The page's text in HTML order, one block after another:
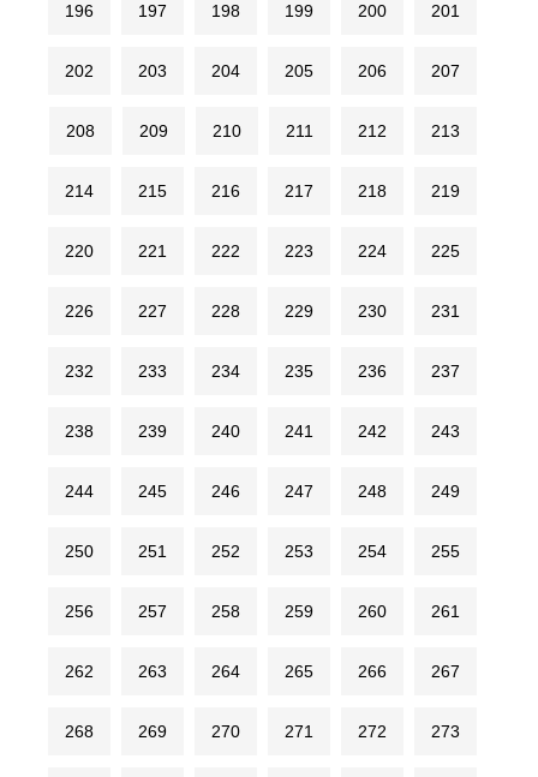
196 197 198 199 200 201
202 203 204 205 206 207
208 209 210 211 212 213
214 215 216 217 218 219
220 221 222 223 224 225
226 227 228 229 230 231
232 233 234 235 236 237
238 239 240 241 242 243
244 245 246 247 248 249
250 251 252 253 254 255
256 257 258 259 260 261
262 263 264 265 266 267
268 269 270 271 272 273